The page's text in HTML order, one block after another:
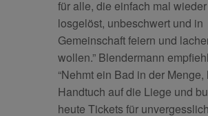
für alle, die einfach mal
losgelöst, unbeschwert und in
Gemeinschaft feiern und
wollen.” Blendermann
“Nehmt ein Bad in der Menge,
Handtuch auf die Liege und
heute Tickets für